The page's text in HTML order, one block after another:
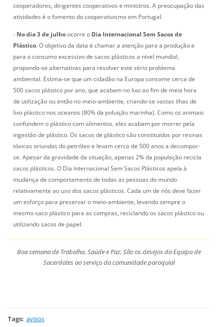
cooperadores, dirigentes cooperativos e ministros. A preocupação das
atividades é o fomento do cooperativismo em Portugal.
- No dia 3 de julhoocorre o Dia Internacional Sem Sacos de
Plástico. O objetivo da data é chamar a atenção para a produção e
para o consumo excessivo de sacos plásticos a nível mundial,
propondo-se alternativas para resolver este sério problema
ambiental. Estima-se que um cidadão na Europa consome cerca de
500 sacos plástico por ano, que acabam no lixo ao fim de meia hora
de utilização ou então no meio-ambiente, criando-se vastas ilhas de
lixo plástico nos oceanos (80% da poluição marinha). Como os animais
confundem o plástico com alimentos, eles acabam por morrer pela
ingestão de plástico. Os sacos de plástico são constituídos por resinas
tóxicas oriundas do petróleo e levam cerca de 500 anos a decompor-
se. Apesar da gravidade da situação, apenas 2% da população recicla
sacos plásticos. O Dia Internacional Sem Sacos Plásticos apela à
mudança de comportamento de todas as pessoas do mundo
relativamente ao uso dos sacos plásticos. Cada um de nós deve fazer
um esforço para preservar o meio-ambiente, levando sempre o
mesmo saco plástico para as compras, reciclando os sacos plástico ou
utilizando sacos de papel.
Boa semana de Trabalho, Saúde e Paz; São os desejos da Equipa de
Sacerdotes ao serviço da comunidade paroquial
Tags: avisos